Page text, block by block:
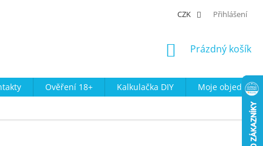
CZK Přihlášení
NÁKUPNÍ
Prázdný košík
Ověření 18+ Kalkulačka DIY
Moje